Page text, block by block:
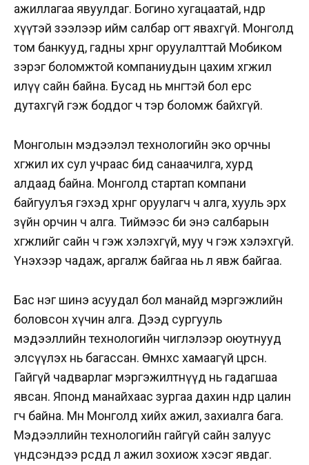
ажиллагаа явуулдаг. Богино хугацаатай, өндөр
хүүтэй зээлээр ийм салбар огт явахгүй. Монголд
том банкууд, гадны хөрөнгө оруулалттай Мобиком
зэрэг боломжтой компаниудын цахим хөгжил
илүү сайн байна. Бусад нь мөнгөтэй бол ерөөсөө
дутахгүй гэж боддог ч тэр боломж байхгүй.
Монголын мэдээлэл технологийн эко орчны
хөгжил их сул учраас бид санаачилга, хурд
алдаад байна. Монголд стартап компани
байгуулъя гэхэд хөрөнгө оруулагч ч алга, хууль эрх
зүйн орчин ч алга. Тиймээс би энэ салбарын
хөгжлийг сайн ч гэж хэлэхгүй, муу ч гэж хэлэхгүй.
Үнэхээр чадаж, аргалж байгаа нь л явж байгаа.
Бас нэг шинэ асуудал бол манайд мэргэжлийн
боловсон хүчин алга. Дээд сургууль
мэдээллийн технологийн чиглэлээр оюутнууд
элсүүлэх нь багассан. Өмнөхөөсөө хамаагүй цөөрсөн.
Гайгүй чадварлаг мэргэжилтнүүд нь гадагшаа
явсан. Японд манайхаас зургаа дахин өндөр цалин
өгч байна. Мөн Монголд хийх ажил, захиалга бага.
Мэдээллийн технологийн гайгүй сайн залуус
үндсэндээ өөрсдөдөө л ажил зохиож хэсэг явдаг.